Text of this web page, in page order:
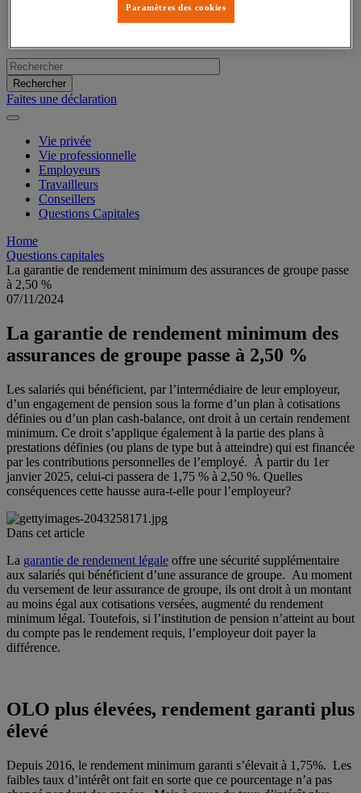
Faites une déclaration
Vie privée
Vie professionnelle
Employeurs
Travailleurs
Conseillers
Questions Capitales
Home
Questions capitales
La garantie de rendement minimum des assurances de groupe passe
à 2,50 %
07/11/2024
La garantie de rendement minimum des
assurances de groupe passe à 2,50 %
Les salariés qui bénéficient, par l’intermédiaire de leur employeur,
d’un engagement de pension sous la forme d’un plan à cotisations
définies ou d’un plan cash-balance, ont droit à un certain rendement
minimum. Ce droit s’applique également à la partie des plans à
prestations définies (ou plans de type but à atteindre) qui est financée
par les contributions personnelles de l’employé. À partir du 1er
janvier 2025, celui-ci passera de 1,75 % à 2,50 %. Quelles
conséquences cette hausse aura-t-elle pour l’employeur?
Dans cet article
La garantie de rendement légale offre une sécurité supplémentaire
aux salariés qui bénéficient d’une assurance de groupe. Au moment
du versement de leur assurance de groupe, ils ont droit à un montant
au moins égal aux cotisations versées, augmenté du rendement
minimum légal. Toutefois, si l’institution de pension n’atteint au bout
du compte pas le rendement requis, l’employeur doit payer la
différence.
OLO plus élevées, rendement garanti plus
élevé
Depuis 2016, le rendement minimum garanti s’élevait à 1,75%. Les
faibles taux d’intérêt ont fait en sorte que ce pourcentage n’a pas
Paramètres des cookies